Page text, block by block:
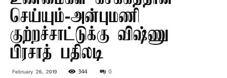
செய்யும்-அன்புமணி
குற்றச்சாட்டுக்கு விஷ்ணு
பிரசாத் பதிலடி
February 26, 2019 344 0